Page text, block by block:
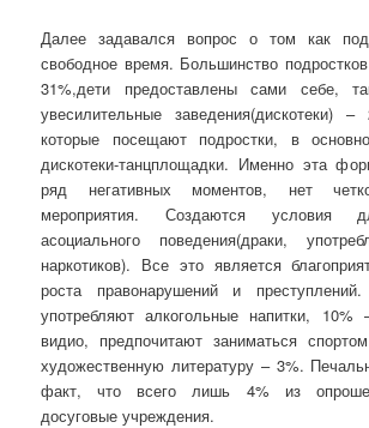
Далее задавался вопрос о том как
свободное время. Большинство
31%,дети предоставлены сами себе,
увесилительные заведения(дискотеки) –
которые посещают подростки, в
дискотеки-танцплощадки. Именно эта
ряд негативных моментов, нет
мероприятия. Создаются условия
асоциального поведения(драки,
наркотиков). Все это является
роста правонарушений и
употребляют алкогольные напитки, 10%
видио, предпочитают заниматься
художественную литературу – 3%.
факт, что всего лишь 4% из
досуговые учреждения.